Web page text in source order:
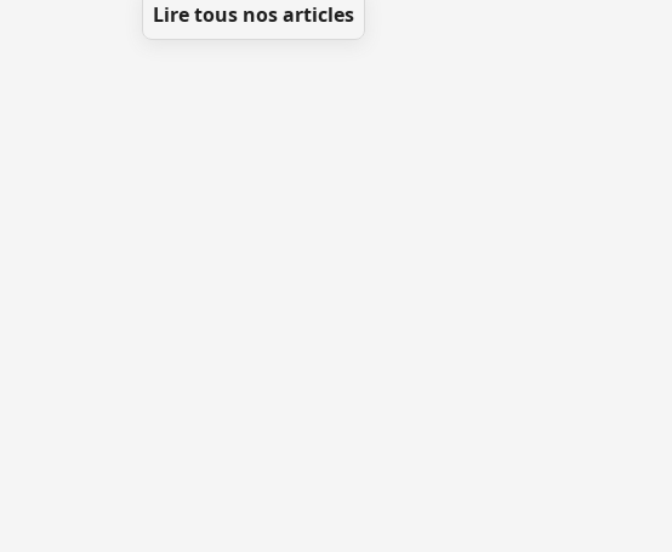
Lire tous nos articles